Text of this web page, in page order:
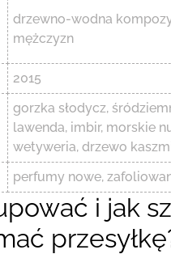
drzewno-wodna
mężczyzn
2015
gorzka słodycz,
lawenda, imbir, morskie
wetyweria, drzewo
perfumy nowe,
i jak